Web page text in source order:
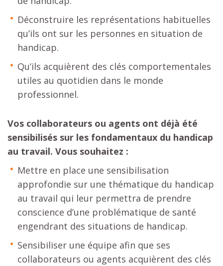
Déconstruire les représentations habituelles
qu’ils ont sur les personnes en situation de
handicap.
Qu’ils acquièrent des clés comportementales
utiles au quotidien dans le monde
professionnel.
Vos collaborateurs ou agents ont déjà été
sensibilisés sur les fondamentaux du handicap
au travail. Vous souhaitez :
Mettre en place une sensibilisation
approfondie sur une thématique du handicap
au travail qui leur permettra de prendre
conscience d’une problématique de santé
engendrant des situations de handicap.
Sensibiliser une équipe afin que ses
collaborateurs ou agents acquièrent des clés